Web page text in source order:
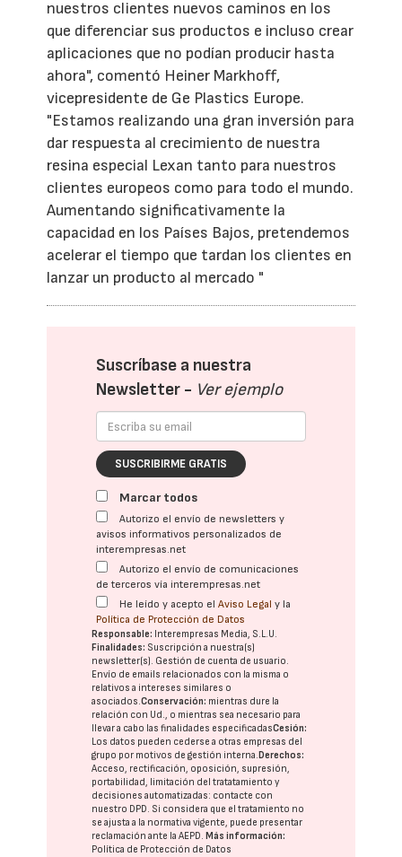
nuestros clientes nuevos caminos en los
que diferenciar sus productos e incluso crear
aplicaciones que no podían producir hasta
ahora", comentó Heiner Markhoff,
vicepresidente de Ge Plastics Europe.
"Estamos realizando una gran inversión para
dar respuesta al crecimiento de nuestra
resina especial Lexan tanto para nuestros
clientes europeos como para todo el mundo.
Aumentando significativamente la
capacidad en los Países Bajos, pretendemos
acelerar el tiempo que tardan los clientes en
lanzar un producto al mercado "
Suscríbase a nuestra
Newsletter - Ver ejemplo
SUSCRIBIRME GRATIS
Marcar todos
Autorizo el envío de newsletters y
avisos informativos personalizados de
interempresas.net
Autorizo el envío de comunicaciones
de terceros vía interempresas.net
He leído y acepto elAviso Legal y la
Política de Protección de Datos
Responsable: Interempresas Media, S.L.U.
Finalidades: Suscripción a nuestra(s)
newsletter(s). Gestión de cuenta de usuario.
Envío de emails relacionados con la misma o
relativos a intereses similares o
asociados.Conservación: mientras dure la
relación con Ud., o mientras sea necesario para
llevar a cabo las finalidades especificadasCesión:
Los datos pueden cederse a otras empresas del
grupo por motivos de gestión interna. Derechos:
Acceso, rectificación, oposición, supresión,
portabilidad, limitación del tratatamiento y
decisiones automatizadas: contacte con
nuestro DPD. Si considera que el tratamiento no
se ajusta a la normativa vigente, puede presentar
reclamación ante laAEPD. Más información:
Política de Protección de Datos